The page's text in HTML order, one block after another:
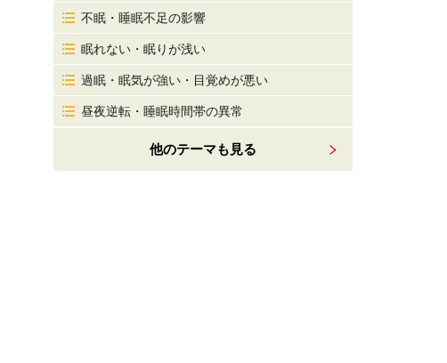
不眠・睡眠不足の影響
眠れない・眠りが浅い
過眠・眠気が強い・目覚めが悪い
昼夜逆転・睡眠時間帯の異常
他のテーマも見る